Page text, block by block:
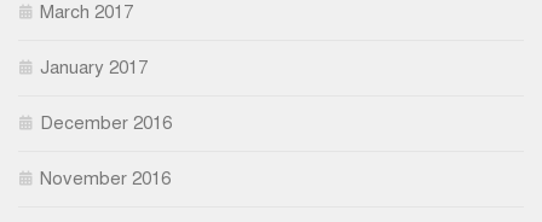
March 2017
January 2017
December 2016
November 2016